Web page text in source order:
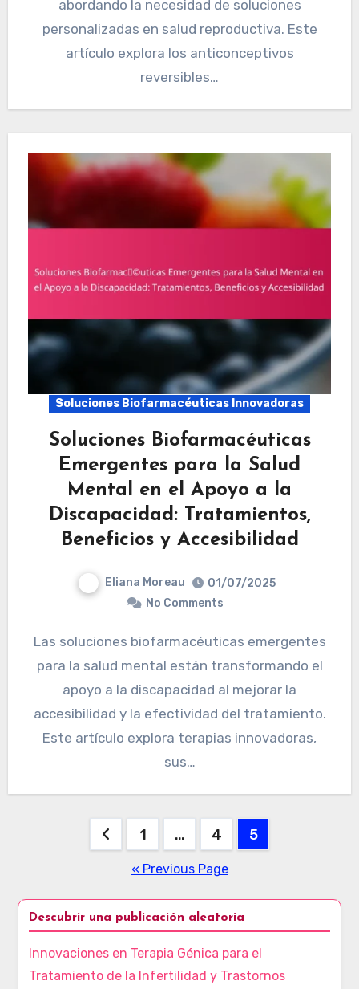
abordando la necesidad de soluciones
personalizadas en salud reproductiva. Este
artículo explora los anticonceptivos
reversibles…
Soluciones Biofarmacéuticas Innovadoras
Soluciones Biofarmacéuticas
Emergentes para la Salud
Mental en el Apoyo a la
Discapacidad: Tratamientos,
Beneficios y Accesibilidad
Eliana Moreau
01/07/2025
No Comments
Las soluciones biofarmacéuticas emergentes
para la salud mental están transformando el
apoyo a la discapacidad al mejorar la
accesibilidad y la efectividad del tratamiento.
Este artículo explora terapias innovadoras,
sus…
Posts pagination
1 … 4 5
« Previous Page
Descubrir una publicación aleatoria
Innovaciones en Terapia Génica para el
Tratamiento de la Infertilidad y Trastornos